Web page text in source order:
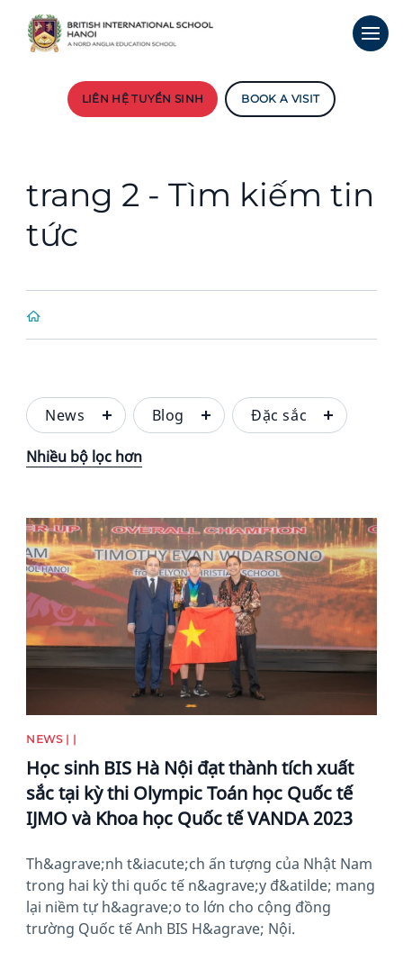
LIÊN HỆ TUYỂN SINH BOOK A VISIT
trang 2 - Tìm kiếm tin
tức
News Blog Đặc sắc
Nhiều bộ lọc hơn
News image
NEWS | |
Học sinh BIS Hà Nội đạt thành tích xuất
sắc tại kỳ thi Olympic Toán học Quốc tế
IJMO và Khoa học Quốc tế VANDA 2023
Th&agrave;nh t&iacute;ch ấn tượng của Nhật Nam
trong hai kỳ thi quốc tế n&agrave;y đ&atilde; mang
lại niềm tự h&agrave;o to lớn cho cộng đồng
trường Quốc tế Anh BIS H&agrave; Nội.